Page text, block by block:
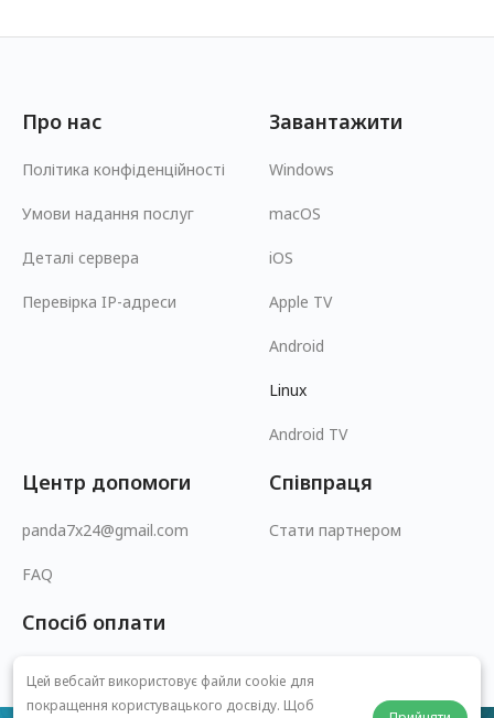
Про нас
Політика конфіденційності
Умови надання послуг
Деталі сервера
Перевірка IP-адреси
Завантажити
Windows
macOS
iOS
Apple TV
Android
Linux
Android TV
Центр допомоги
panda7x24@gmail.com
FAQ
Співпраця
Стати партнером
Спосіб оплати
Цей вебсайт використовує файли cookie для
покращення користувацького досвіду. Щоб